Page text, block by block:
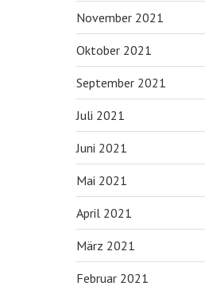
November 2021
Oktober 2021
September 2021
Juli 2021
Juni 2021
Mai 2021
April 2021
März 2021
Februar 2021